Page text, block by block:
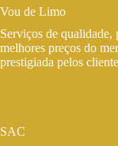
Vou de Limo
Serviços de qualidade,
melhores preços do
prestigiada pelos
SAC